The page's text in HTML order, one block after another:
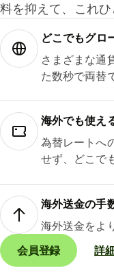
料を抑えて、これひ
どこでもグ⁠ロ⁠
さまざまな通
た数秒で両替
海外でも使え
為替レートへ
せず、どこで
海外送金の手
海外送金をよ
会員登録
詳